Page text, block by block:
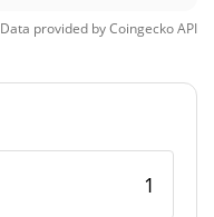
Data provided byCoingeckoAPI